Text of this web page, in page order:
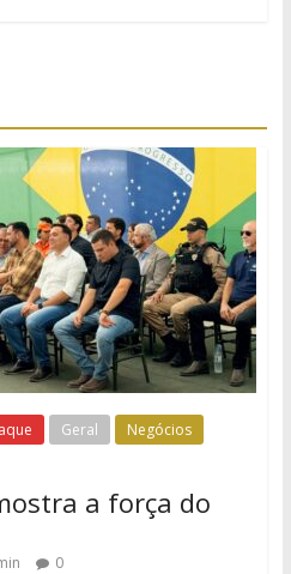
Geral
Negócios
a força do
0